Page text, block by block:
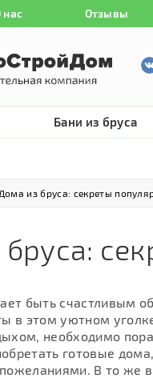
нас Отзывы
Бани из бруса
Дома из бруса: секреты
быть счастливым
в этом уютном
необходимо
готовые
В то же